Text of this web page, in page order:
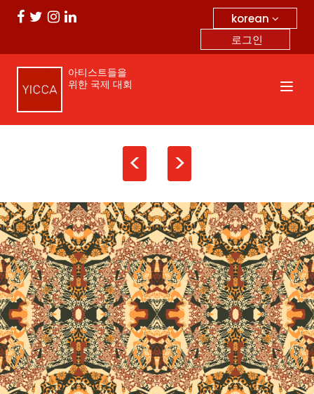
korean
로그인
아티스트들을
위한 국제 대회
< >